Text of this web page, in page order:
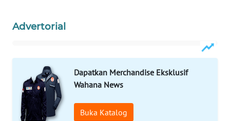
Advertorial
Dapatkan Merchandise Eksklusif
Wahana News
Buka Katalog
WAHANA
TV
WAHANANEWS
ID
WAHANANEWS
CO ID